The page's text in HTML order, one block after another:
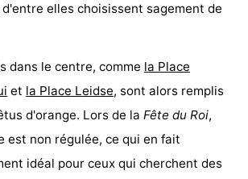
elles choisissent sagement de
dans le centre, comme la Place
et la Place Leidse, sont alors remplis
d'orange. Lors de la Fête du Roi,
est non régulée, ce qui en fait
idéal pour ceux qui cherchent des